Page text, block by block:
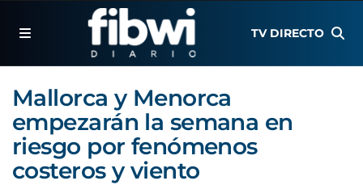
TV DIRECTO
Mallorca y Menorca
empezarán la semana en
riesgo por fenómenos
costeros y viento